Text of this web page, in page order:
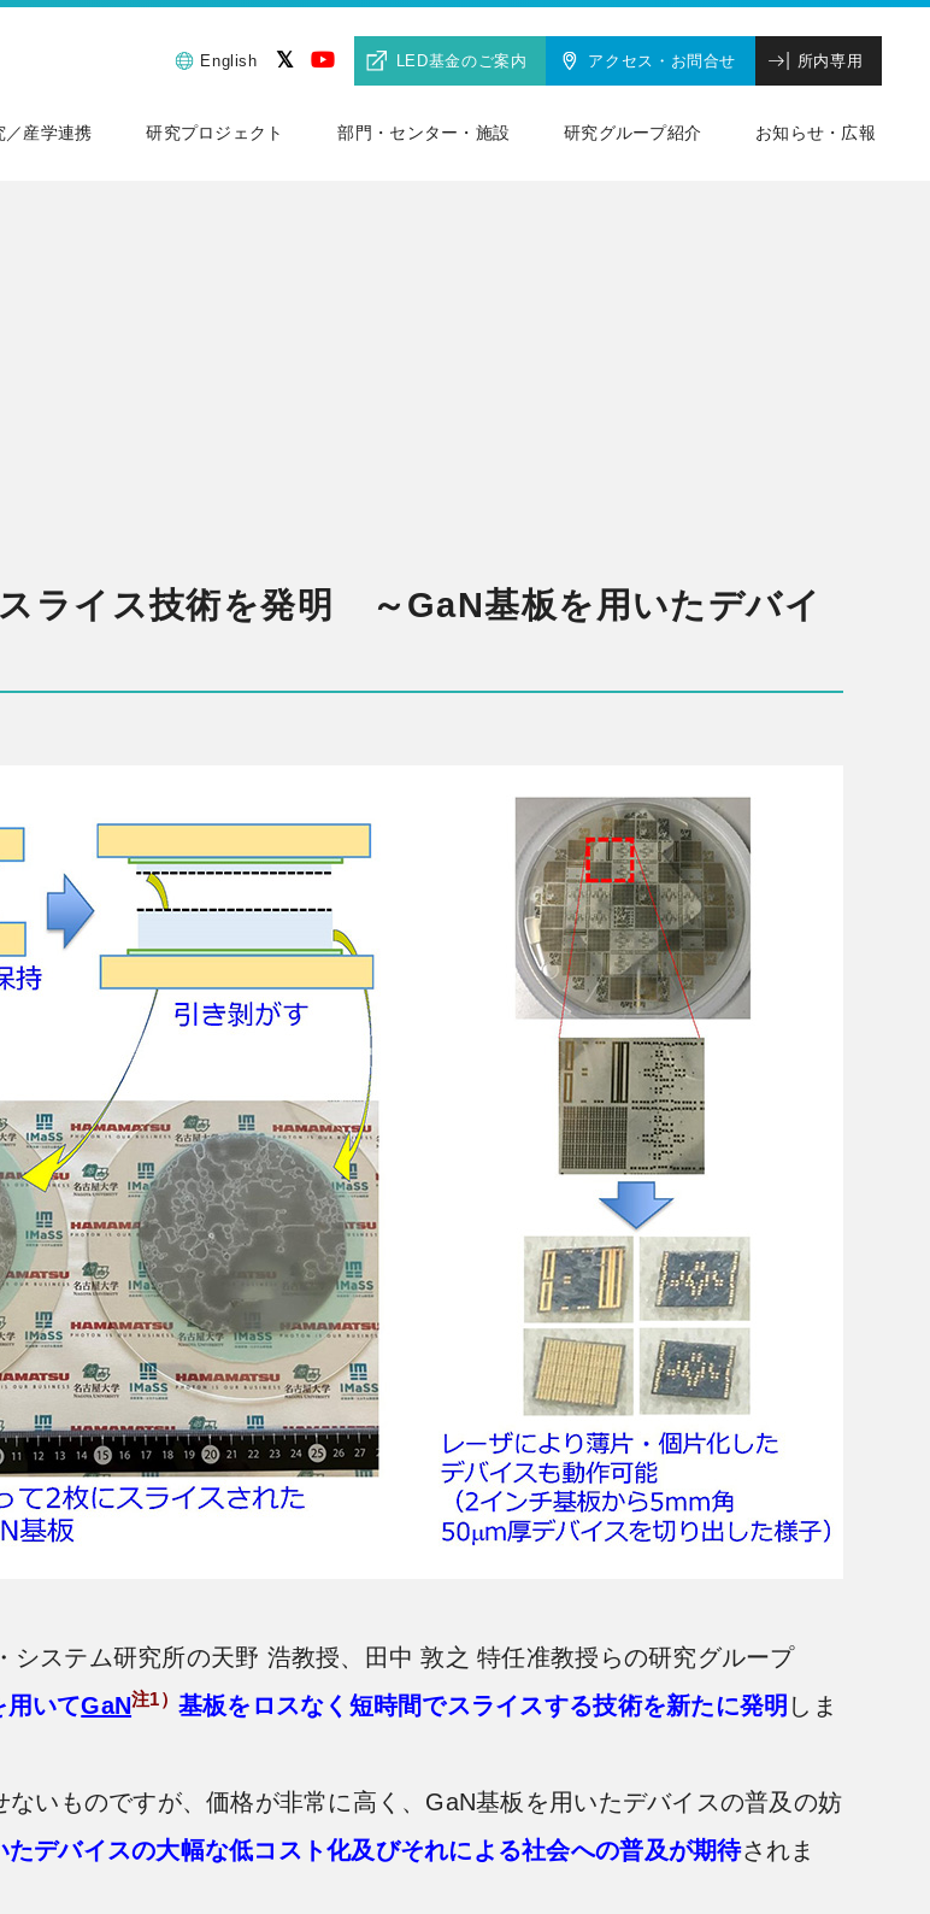
English LED基金のご案内 アクセス・お問合せ 所内専用
／産学連携 研究プロジェクト 部門・センター・施設 研究グループ紹介 お知らせ・広報
ライス技術を発明 ～GaN基板を用いたデバイ
ステム研究所の天野 浩教授、田中 敦之 特任准教授らの研究グループ
用いてGaN注1） 基板をロスなく短時間でスライスする技術を新たに発明 しま
いものですが、価格が非常に高く、GaN基板を用いたデバイスの普及の妨
デバイスの大幅な低コスト化及びそれによる社会への普及が期待されま